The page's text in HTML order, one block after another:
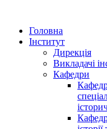
Головна
Інститут
Дирекція
Викладачі
Кафедри